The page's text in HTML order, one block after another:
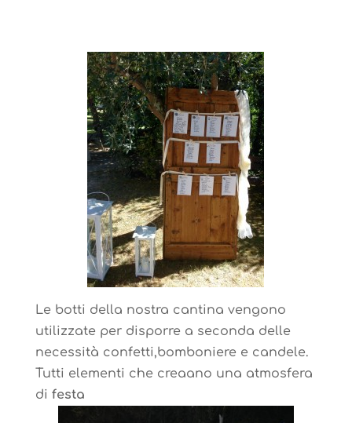
Le botti della nostra cantina vengono
utilizzate per disporre a seconda delle
necessità confetti,bomboniere e candele.
Tutti elementi che creaano una atmosfera
di festa